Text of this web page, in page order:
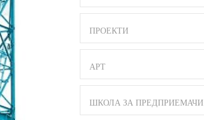
ПРОЕКТИ
АРТ
ШКОЛА ЗА ПРЕДПРИЕМАЧИ